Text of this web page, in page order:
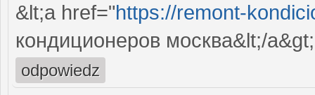
&lt;a href="https://remont-
кондиционеров москва&lt;/a&gt;
odpowiedz